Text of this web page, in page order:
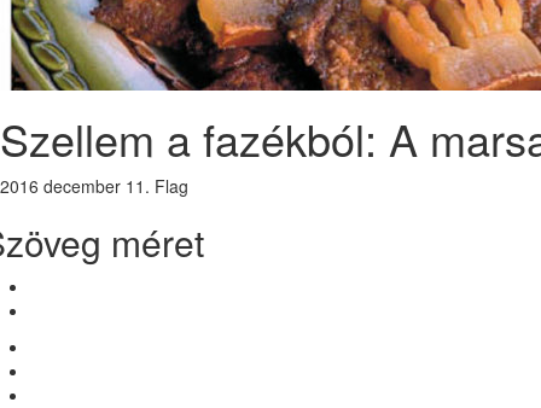
Szellem a fazékból: A
2016 december 11. Flag
méret